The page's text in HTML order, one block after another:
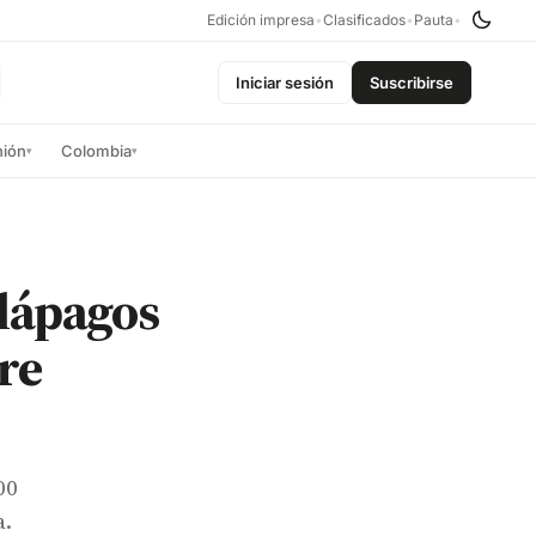
Edición impresa •Clasificados• Pauta •
Iniciar sesión Suscribirse
▾ Colombia▾